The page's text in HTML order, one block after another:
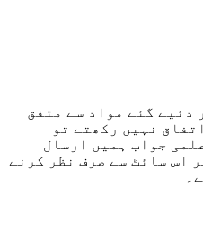
دئیے گئے مواد سے متفق
نہیں رکھتے تو
جواب ہمیں ارسال
اس سائٹ سے صرف نظر کرنے